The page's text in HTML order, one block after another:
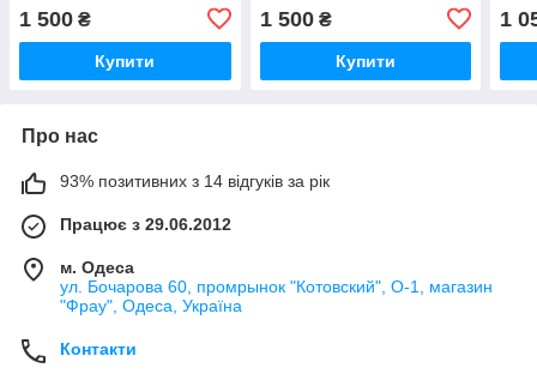
1 500 ₴
Купити
1 500₴
Купити
1
Про нас
93% позитивних з 14 відгуків за рік
Працює з 29.06.2012
м. Одеса
ул. Бочарова 60, промрынок "Котовский", О-1, магазин
"Фрау", Одеса, Україна
Контакти